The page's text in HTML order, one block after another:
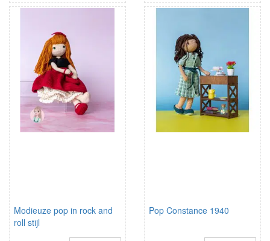
Modieuze pop in rock and
roll stijl
Pop Constance 1940